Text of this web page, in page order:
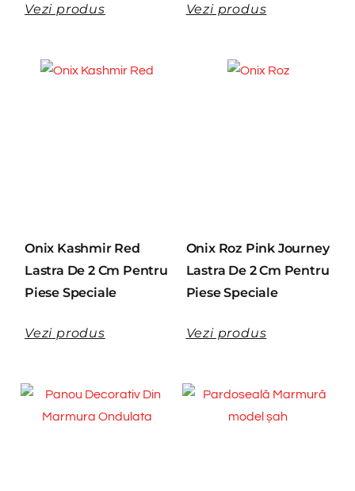
Vezi produs Vezi produs
Onix Kashmir Red
Lastra De 2 Cm Pentru
Piese Speciale
Vezi produs
Onix Roz Pink Journey
Lastra De 2 Cm Pentru
Piese Speciale
Vezi produs